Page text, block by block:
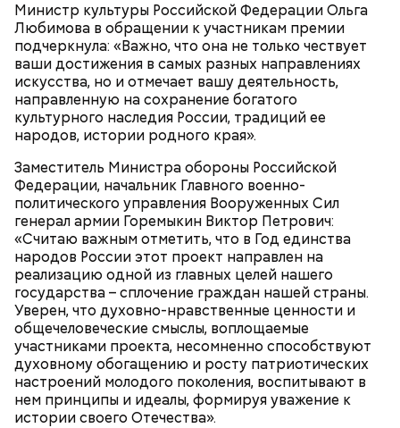
Министр культуры Российской Федерации Ольга
Любимова в обращении к участникам премии
подчеркнула: «Важно, что она не только чествует
ваши достижения в самых разных направлениях
искусства, но и отмечает вашу деятельность,
направленную на сохранение богатого
культурного наследия России, традиций ее
народов, истории родного края».
Заместитель Министра обороны Российской
Федерации, начальник Главного военно-
политического управления Вооруженных Сил
генерал армии Горемыкин Виктор Петрович:
«Считаю важным отметить, что в Год единства
народов России этот проект направлен на
реализацию одной из главных целей нашего
государства – сплочение граждан нашей страны.
Уверен, что духовно-нравственные ценности и
общечеловеческие смыслы, воплощаемые
участниками проекта, несомненно способствуют
духовному обогащению и росту патриотических
настроений молодого поколения, воспитывают в
нем принципы и идеалы, формируя уважение к
истории своего Отечества».